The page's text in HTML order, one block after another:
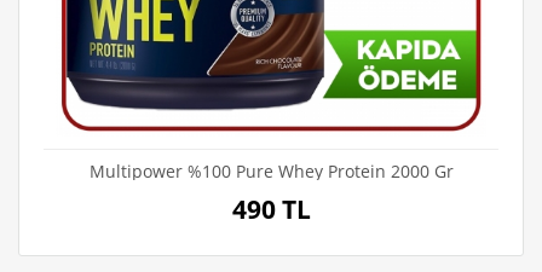
Multipower %100 Pure Whey Protein 2000 Gr
490 TL